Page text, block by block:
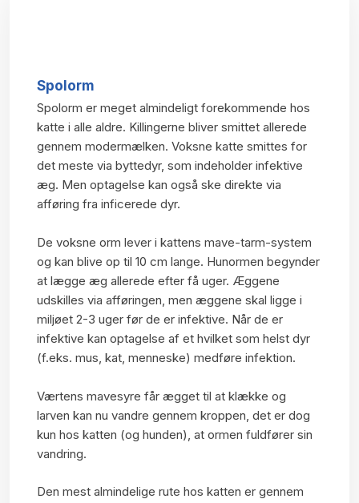
Spolorm
Spolorm er meget almindeligt forekommende hos
katte i alle aldre. Killingerne bliver smittet allerede
gennem modermælken. Voksne katte smittes for
det meste via byttedyr, som indeholder infektive
æg. Men optagelse kan også ske direkte via
afføring fra inficerede dyr.
De voksne orm lever i kattens mave-tarm-system
og kan blive op til 10 cm lange. Hunormen begynder
at lægge æg allerede efter få uger. Æggene
udskilles via afføringen, men æggene skal ligge i
miljøet 2-3 uger før de er infektive. Når de er
infektive kan optagelse af et hvilket som helst dyr
(f.eks. mus, kat, menneske) medføre infektion.
Værtens mavesyre får ægget til at klække og
larven kan nu vandre gennem kroppen, det er dog
kun hos katten (og hunden), at ormen fuldfører sin
vandring.
Den mest almindelige rute hos katten er gennem